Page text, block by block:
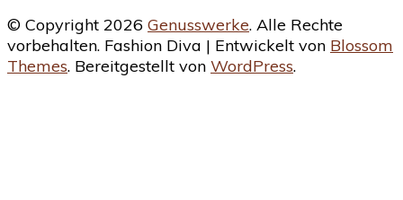
© Copyright 2026 Genusswerke. Alle Rechte
vorbehalten. Fashion Diva | Entwickelt von Blossom
Themes. Bereitgestellt von WordPress.